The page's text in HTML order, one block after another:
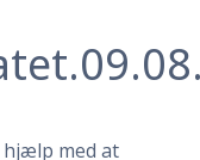
hjælp med at